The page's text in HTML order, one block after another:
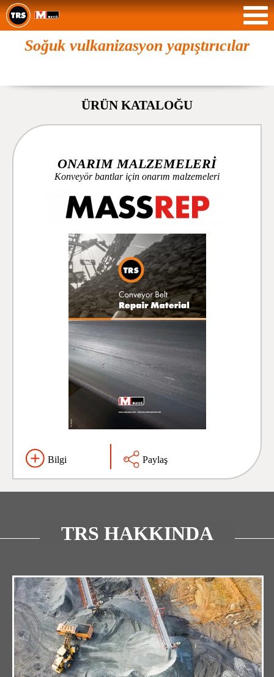
Soğuk vulkanizasyon yapıştırıcılar
ÜRÜN KATALOĞU
ONARIM MALZEMELERİ
Konveyör bantlar için onarım malzemeleri
Bilgi Paylaş
TRS HAKKINDA